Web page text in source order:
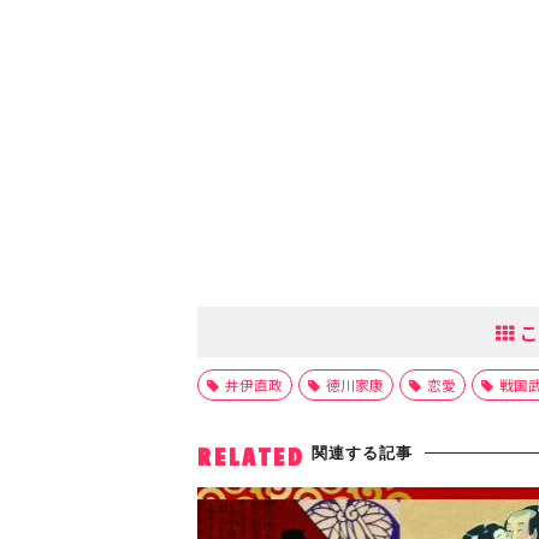
井伊直政 徳川家康 恋愛 戦国
RELATED 関連する記事